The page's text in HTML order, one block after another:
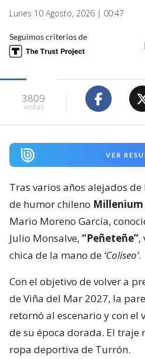
Lunes 10 Agosto, 2026 | 00:47
Seguimos criterios de
3809
visitas
VER
Tras varios años alejados
de humor chileno Millenium
Mario Moreno García,
Julio Monsalve, “Peñeteñe”,
chica de la mano de ‘Coliseo’.
Con el objetivo de volver a
de Viña del Mar 2027, la
retornó al escenario y con el
de su época dorada. El traje
ropa deportiva de Turrón.